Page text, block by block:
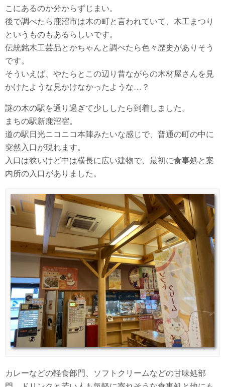
こにあるのか分からずじまい。
後で調べたら鹿沼市は木の町と言われていて、木工まつり
というものもあるらしいです。
伝統銘木工芸品とかちゃんと調べたら色々歴史がありそう
です。
そういえば、やたらとこの辺り昔ながらの木材屋さんを見
かけたような見かけなかったような…？
謎の木の駅を通り過ぎて少ししたら到着しました。
まちの駅新鹿沼宿。
道の駅日光ニコニコ本陣みたいな感じで、普通の町の中に
突然入口が現れます。
入口は狭いけど中は横長に広い建物で、最初に食事処と案
内所の入口がありました。
カレーなどの軽食部門、ソフトクリームなどの甘味処部